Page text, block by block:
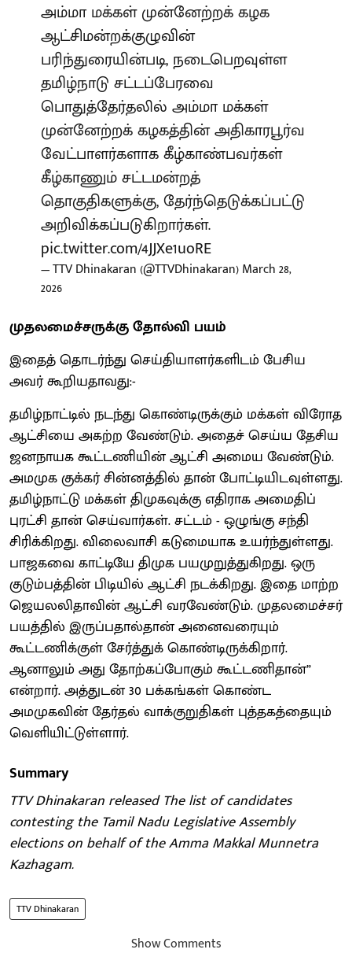
அம்மா மக்கள் முன்னேற்றக் கழக
ஆட்சிமன்றக்குழுவின்
பரிந்துரையின்படி, நடைபெறவுள்ள
தமிழ்நாடு சட்டப்பேரவை
பொதுத்தேர்தலில் அம்மா மக்கள்
முன்னேற்றக் கழகத்தின் அதிகாரபூர்வ
வேட்பாளர்களாக கீழ்காண்பவர்கள்
கீழ்காணும் சட்டமன்றத்
தொகுதிகளுக்கு, தேர்ந்தெடுக்கப்பட்டு
அறிவிக்கப்படுகிறார்கள்.
pic.twitter.com/4JJXe1uoRE
— TTV Dhinakaran (@TTVDhinakaran)March 28,
2026
முதலமைச்சருக்கு தோல்வி பயம்
இதைத் தொடர்ந்து செய்தியாளர்களிடம் பேசிய
அவர் கூறியதாவது:-
தமிழ்நாட்டில் நடந்து கொண்டிருக்கும் மக்கள் விரோத
ஆட்சியை அகற்ற வேண்டும். அதைச் செய்ய தேசிய
ஜனநாயக கூட்டணியின் ஆட்சி அமைய வேண்டும்.
அமமுக குக்கர் சின்னத்தில் தான் போட்டியிடவுள்ளது.
தமிழ்நாட்டு மக்கள் திமுகவுக்கு எதிராக அமைதிப்
புரட்சி தான் செய்வார்கள். சட்டம் - ஒழுங்கு சந்தி
சிரிக்கிறது. விலைவாசி கடுமையாக உயர்ந்துள்ளது.
பாஜகவை காட்டியே திமுக பயமுறுத்துகிறது. ஒரு
குடும்பத்தின் பிடியில் ஆட்சி நடக்கிறது. இதை மாற்ற
ஜெயலலிதாவின் ஆட்சி வரவேண்டும். முதலமைச்சர்
பயத்தில் இருப்பதால்தான் அனைவரையும்
கூட்டணிக்குள் சேர்த்துக் கொண்டிருக்கிறார்.
ஆனாலும் அது தோற்கப்போகும் கூட்டணிதான்”
என்றார். அத்துடன் 30 பக்கங்கள் கொண்ட
அமமுகவின் தேர்தல் வாக்குறுதிகள் புத்தகத்தையும்
வெளியிட்டுள்ளார்.
Summary
TTV Dhinakaran released The list of candidates
contesting the Tamil Nadu Legislative Assembly
elections on behalf of the Amma Makkal Munnetra
Kazhagam.
TTV Dhinakaran
Show Comments